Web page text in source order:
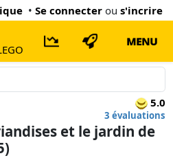
• Se connecter ou s'incrire
MENU
5.0
3 évaluations
et le jardin de